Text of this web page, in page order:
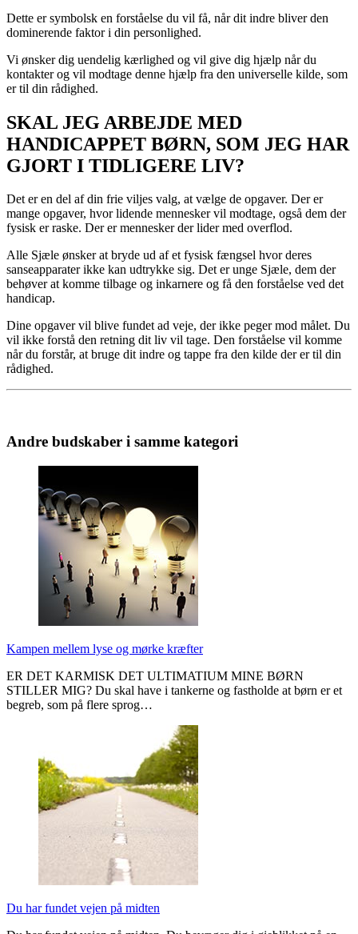
Dette er symbolsk en forståelse du vil få, når dit indre bliver den
dominerende faktor i din personlighed.
Vi ønsker dig uendelig kærlighed og vil give dig hjælp når du
kontakter og vil modtage denne hjælp fra den universelle kilde, som
er til din rådighed.
SKAL JEG ARBEJDE MED
HANDICAPPET BØRN, SOM JEG HAR
GJORT I TIDLIGERE LIV?
Det er en del af din frie viljes valg, at vælge de opgaver. Der er
mange opgaver, hvor lidende mennesker vil modtage, også dem der
fysisk er raske. Der er mennesker der lider med overflod.
Alle Sjæle ønsker at bryde ud af et fysisk fængsel hvor deres
sanseapparater ikke kan udtrykke sig. Det er unge Sjæle, dem der
behøver at komme tilbage og inkarnere og få den forståelse ved det
handicap.
Dine opgaver vil blive fundet ad veje, der ikke peger mod målet. Du
vil ikke forstå den retning dit liv vil tage. Den forståelse vil komme
når du forstår, at bruge dit indre og tappe fra den kilde der er til din
rådighed.
Andre budskaber i samme kategori
Kampen mellem lyse og mørke kræfter
ER DET KARMISK DET ULTIMATIUM MINE BØRN
STILLER MIG? Du skal have i tankerne og fastholde at børn er et
begreb, som på flere sprog…
Du har fundet vejen på midten